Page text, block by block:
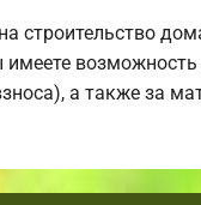
строительство
а также за